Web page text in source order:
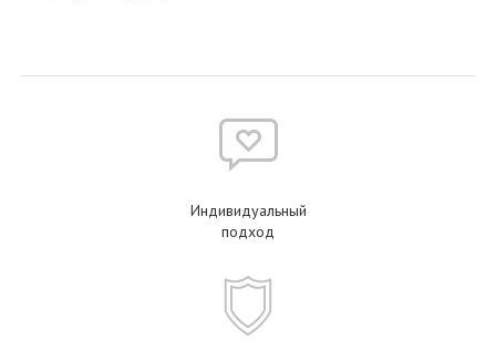
Индивидуальный
подход